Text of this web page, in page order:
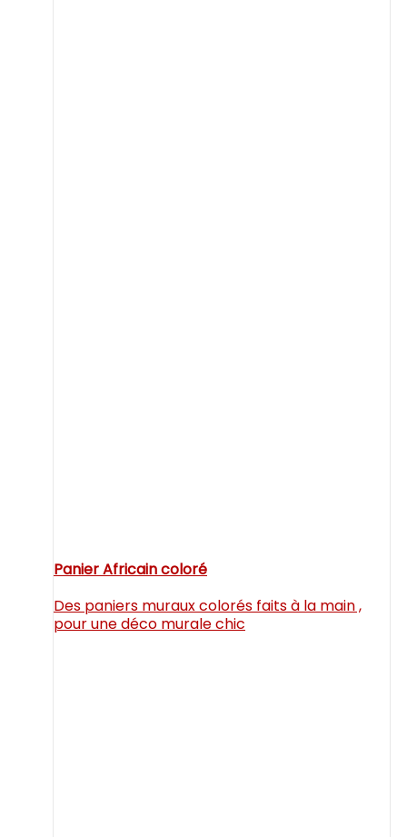
Panier Africain coloré
Des paniers muraux colorés faits à la main ,
pour une déco murale chic